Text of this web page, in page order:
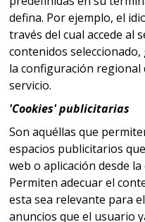
defina. Por ejemplo, el
través del cual accede al
contenidos
la configuración regional
servicio.
'Cookies' publicitarias
Son aquéllas que
espacios publicitarios
web o aplicación desde
Permiten adecuar el
esta sea relevante para
anuncios que el usuario